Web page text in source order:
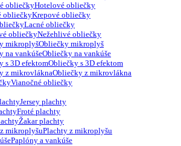
Hotelové obliečky
Krepové obliečky
Lacné obliečky
Nežehlivé obliečky
Obliečky mikroplyš
Obliečky na vankúše
Obliečky s 3D efektom
Obliečky z mikrovlákna
Vianočné obliečky
Jersey plachty
Froté plachty
Žakar plachty
Plachty z mikroplyšu
Paplóny a vankúše